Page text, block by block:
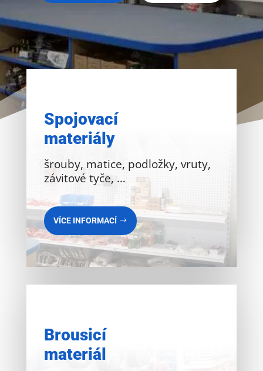
Spojovací
materiály
šrouby, matice, podložky, vruty,
závitové tyče, …
VÍCE INFORMACÍ
Brousicí
materiál